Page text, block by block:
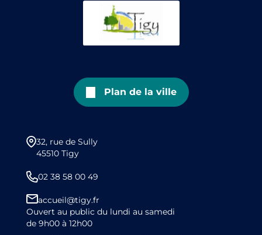
Plan de la ville
32, rue de Sully
45510 Tigy
02 38 58 00 49
accueil@tigy.fr
Ouvert au public du lundi au samedi
de 9h00 à 12h00